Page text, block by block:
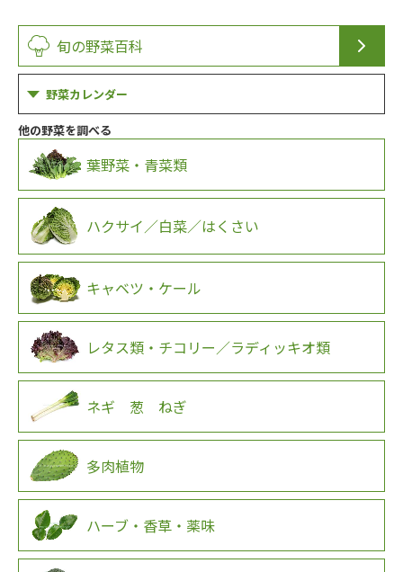
旬の野菜百科
野菜カレンダー
他の野菜を調べる
葉野菜・青菜類
ハクサイ／白菜／はくさい
キャベツ・ケール
レタス類・チコリー／ラディッキオ類
ネギ 葱 ねぎ
多肉植物
ハーブ・香草・薬味